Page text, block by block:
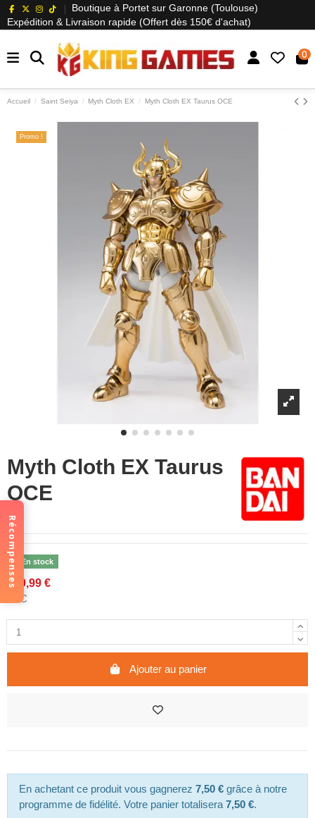
Boutique à Portet sur Garonne (Toulouse)
Expédition & Livraison rapide (Offert dès 150€ d'achat)
0
Accueil Saint Seiya Myth Cloth EX Myth Cloth EX Taurus OCE
Promo !
Myth Cloth EX Taurus
OCE
En stock
149,99 €
TTC
Ajouter au panier
En achetant ce produit vous gagnerez 7,50 € grâce à notre
programme de fidélité. Votre panier totalisera 7,50 €.
Récompenses